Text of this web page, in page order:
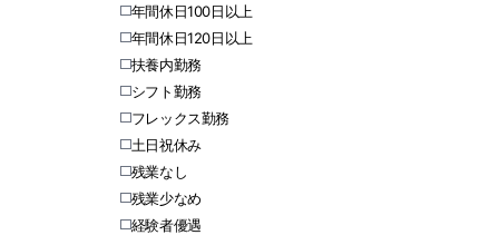
年間休日100日以上
年間休日120日以上
扶養内勤務
シフト勤務
フレックス勤務
土日祝休み
残業なし
残業少なめ
経験者優遇